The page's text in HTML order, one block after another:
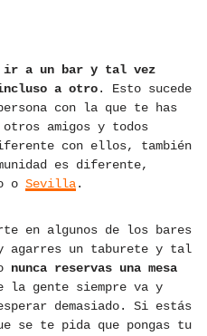
ir a un bar y tal vez
a otro. Esto sucede
con la que te has
amigos y todos
con ellos, también
es diferente,
o Sevilla.
en algunos de los bares
agarres un taburete y tal
nunca reservas una mesa
la gente siempre va y
demasiado. Si estás
se te pida que pongas tu